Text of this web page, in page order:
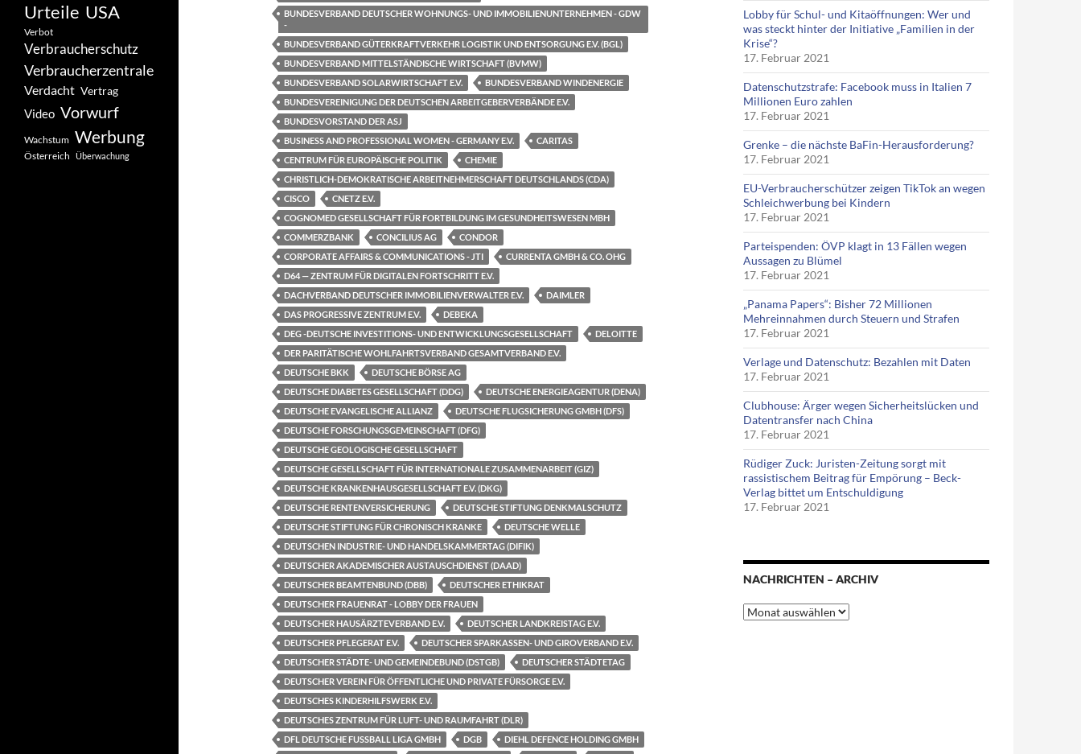
BUNDESVERBAND DEUTSCHER WOHNUNGS- UND IMMOBILIENUNTERNEHMEN - GDW
-
BUNDESVERBAND GÜTERKRAFTVERKEHR LOGISTIK UND ENTSORGUNG E.V. (BGL)
BUNDESVERBAND MITTELSTÄNDISCHE WIRTSCHAFT (BVMW)
BUNDESVERBAND SOLARWIRTSCHAFT E.V.
BUNDESVERBAND WINDENERGIE
BUNDESVEREINIGUNG DER DEUTSCHEN ARBEITGEBERVERBÄNDE E.V.
BUNDESVORSTAND DER ASJ
BUSINESS AND PROFESSIONAL WOMEN - GERMANY E.V.
CARITAS
CENTRUM FÜR EUROPÄISCHE POLITIK
CHEMIE
CHRISTLICH-DEMOKRATISCHE ARBEITNEHMERSCHAFT DEUTSCHLANDS (CDA)
CISCO
CNETZ E.V.
COGNOMED GESELLSCHAFT FÜR FORTBILDUNG IM GESUNDHEITSWESEN MBH
COMMERZBANK
CONCILIUS AG
CONDOR
CORPORATE AFFAIRS & COMMUNICATIONS - JTI
CURRENTA GMBH & CO. OHG
D64 — ZENTRUM FÜR DIGITALEN FORTSCHRITT E.V.
DACHVERBAND DEUTSCHER IMMOBILIENVERWALTER E.V.
DAIMLER
DAS PROGRESSIVE ZENTRUM E.V.
DEBEKA
DEG -DEUTSCHE INVESTITIONS- UND ENTWICKLUNGSGESELLSCHAFT
DELOITTE
DER PARITÄTISCHE WOHLFAHRTSVERBAND GESAMTVERBAND E.V.
DEUTSCHE BKK
DEUTSCHE BÖRSE AG
DEUTSCHE DIABETES GESELLSCHAFT (DDG)
DEUTSCHE ENERGIEAGENTUR (DENA)
DEUTSCHE EVANGELISCHE ALLIANZ
DEUTSCHE FLUGSICHERUNG GMBH (DFS)
DEUTSCHE FORSCHUNGSGEMEINSCHAFT (DFG)
DEUTSCHE GEOLOGISCHE GESELLSCHAFT
DEUTSCHE GESELLSCHAFT FÜR INTERNATIONALE ZUSAMMENARBEIT (GIZ)
DEUTSCHE KRANKENHAUSGESELLSCHAFT E.V. (DKG)
DEUTSCHE RENTENVERSICHERUNG
DEUTSCHE STIFTUNG DENKMALSCHUTZ
DEUTSCHE STIFTUNG FÜR CHRONISCH KRANKE
DEUTSCHE WELLE
DEUTSCHEN INDUSTRIE- UND HANDELSKAMMERTAG (DIFIK)
DEUTSCHER AKADEMISCHER AUSTAUSCHDIENST (DAAD)
DEUTSCHER BEAMTENBUND (DBB)
DEUTSCHER ETHIKRAT
DEUTSCHER FRAUENRAT - LOBBY DER FRAUEN
DEUTSCHER HAUSÄRZTEVERBAND E.V.
DEUTSCHER LANDKREISTAG E.V.
DEUTSCHER PFLEGERAT E.V.
DEUTSCHER SPARKASSEN- UND GIROVERBAND E.V.
DEUTSCHER STÄDTE- UND GEMEINDEBUND (DSTGB)
DEUTSCHER STÄDTETAG
DEUTSCHER VEREIN FÜR ÖFFENTLICHE UND PRIVATE FÜRSORGE E.V.
DEUTSCHES KINDERHILFSWERK E.V.
DEUTSCHES ZENTRUM FÜR LUFT- UND RAUMFAHRT (DLR)
DFL DEUTSCHE FUSSBALL LIGA GMBH
DGB
DIEHL DEFENCE HOLDING GMBH
Lobby für Schul- und Kitaöffnungen: Wer und
was steckt hinter der Initiative „Familien in der
Krise“?
17. Februar 2021
Datenschutzstrafe: Facebook muss in Italien 7
Millionen Euro zahlen
17. Februar 2021
Grenke – die nächste BaFin-Herausforderung?
17. Februar 2021
EU-Verbraucherschützer zeigen TikTok an wegen
Schleichwerbung bei Kindern
17. Februar 2021
Parteispenden: ÖVP klagt in 13 Fällen wegen
Aussagen zu Blümel
17. Februar 2021
„Panama Papers“: Bisher 72 Millionen
Mehreinnahmen durch Steuern und Strafen
17. Februar 2021
Verlage und Datenschutz: Bezahlen mit Daten
17. Februar 2021
Clubhouse: Ärger wegen Sicherheitslücken und
Datentransfer nach China
17. Februar 2021
Rüdiger Zuck: Juristen-Zeitung sorgt mit
rassistischem Beitrag für Empörung – Beck-
Verlag bittet um Entschuldigung
17. Februar 2021
NACHRICHTEN – ARCHIV
Nachrichten
–
Urteile USA
Verbot
Verbraucherschutz
Verbraucherzentrale
Verdacht Vertrag
Video Vorwurf
Wachstum Werbung
Österreich Überwachung